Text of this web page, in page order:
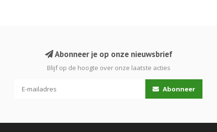
Abonneer je op onze nieuwsbrief
Blijf op de hoogte over onze laatste acties
Abonneer